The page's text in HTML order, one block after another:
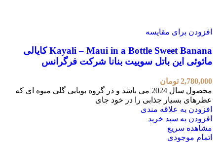
افزودن برای مقایسه
Kayali – Maui in a Bottle Sweet Banana کایالی
مائوئی این باتل سوییت بنانا شرکت فرگرانس
2,780,000 تومان
محصول سال 2024 می باشد و در گروه بویایی گلی میوه ای که
عطرهای بسیار جذابی را در خود جای
افزودن به علاقه مندی
افزودن به سبد خرید
مشاهده سریع
اتمام موجودی